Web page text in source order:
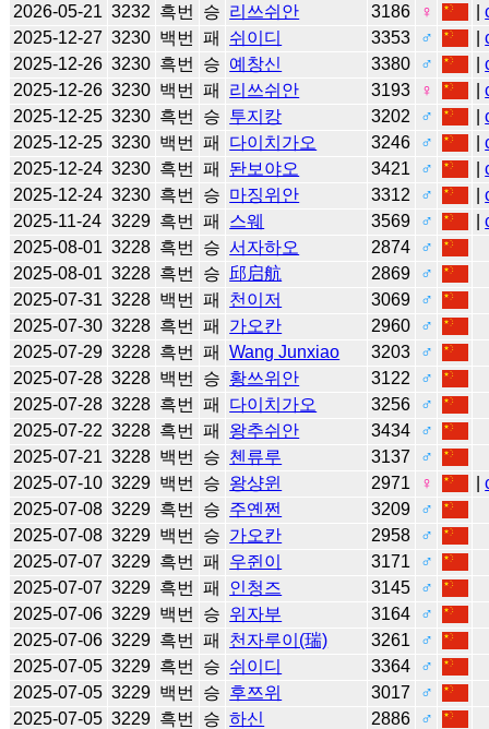
2026-05-21 3232 흑번 승 리쓰쉬안 3186 ♀ |
2025-12-27 3230 백번 패 쉬이디 3353 ♂ |
2025-12-26 3230 흑번 승 예창신 3380 ♂ |
2025-12-26 3230 백번 패 리쓰쉬안 3193 ♀ |
2025-12-25 3230 흑번 승 투지캉 3202 ♂ |
2025-12-25 3230 백번 패 다이치가오 3246 ♂ |
2025-12-24 3230 흑번 패 돤보야오 3421 ♂ |
2025-12-24 3230 흑번 승 마징위안 3312 ♂ |
2025-11-24 3229 흑번 패 스웨 3569 ♂ |
2025-08-01 3228 흑번 승 서자하오 2874
♂
2025-08-01 3228 흑번 승 邱启航 2869
♂
2025-07-31 3228 백번 패 천이저 3069
♂
2025-07-30 3228 흑번 패 가오칸 2960
♂
2025-07-29 3228 흑번 패 Wang Junxiao 3203
♂
2025-07-28 3228 백번 승 황쓰위안 3122
♂
2025-07-28 3228 흑번 패 다이치가오 3256
♂
2025-07-22 3228 흑번 패 왕추쉬안 3434
♂
2025-07-21 3228 백번 승 첸류루 3137
♂
2025-07-10 3229 백번 승 왕샹윈 2971 ♀ |
2025-07-08 3229 흑번 승 주옌쩐 3209
♂
2025-07-08 3229 백번 승 가오칸 2958
♂
2025-07-07 3229 흑번 패 우쥔이 3171
♂
2025-07-07 3229 흑번 패 인청즈 3145
♂
2025-07-06 3229 백번 승 위자부 3164
♂
2025-07-06 3229 흑번 패 천자루이(瑞) 3261
♂
2025-07-05 3229 흑번 승 쉬이디 3364
♂
2025-07-05 3229 백번 승 후쯔위 3017
♂
2025-07-05 3229 흑번 승 하신 2886
♂